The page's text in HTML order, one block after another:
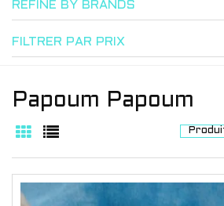
REFINE BY BRANDS
FILTRER PAR PRIX
Papoum Papoum